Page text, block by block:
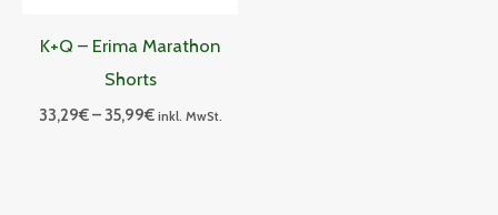
K+Q – Erima Marathon
Shorts
33,29€– 35,99€ inkl. MwSt.